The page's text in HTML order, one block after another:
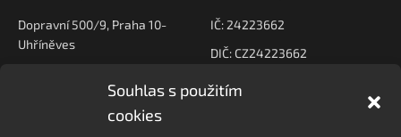
Souhlas s použitím
cookies
Dopravní 500/9, Praha 10-
Uhříněves
IČ: 24223662
DIČ: CZ24223662
Kontaktujte nás Navigace